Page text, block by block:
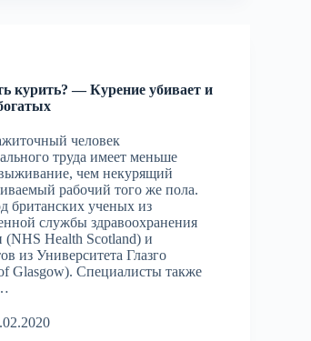
курить? — Курение убивает и
человек
труда имеет меньше
чем некурящий
рабочий того же пола.
британских ученых из
службы здравоохранения
Health Scotland) и
из Университета Глазго
Glasgow). Специалисты также